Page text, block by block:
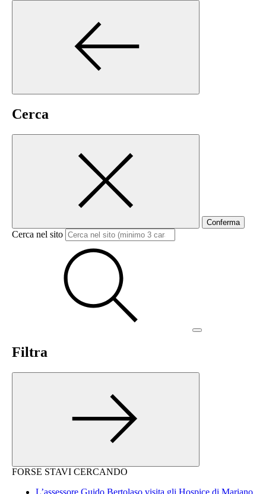
Cerca
Conferma
Cerca nel sito
Filtra
FORSE STAVI CERCANDO
L’assessore Guido Bertolaso visita gli Hospice di Mariano